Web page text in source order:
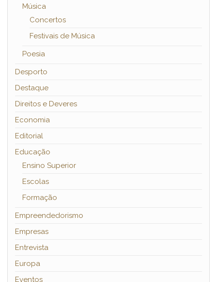
Música
Concertos
Festivais de Música
Poesia
Desporto
Destaque
Direitos e Deveres
Economia
Editorial
Educação
Ensino Superior
Escolas
Formação
Empreendedorismo
Empresas
Entrevista
Europa
Eventos